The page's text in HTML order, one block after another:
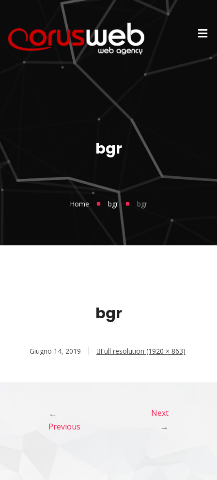
bgr
Home ■ bgr ■ bgr
bgr
Giugno 14, 2019 Full resolution (1920 × 863)
←
Previous
Next
→